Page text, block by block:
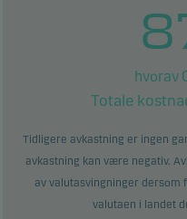
hvorav
Totale
Tidligere avkastning er ingen
avkastning kan være negativ.
av valutasvingninger dersom
valutaen i landet